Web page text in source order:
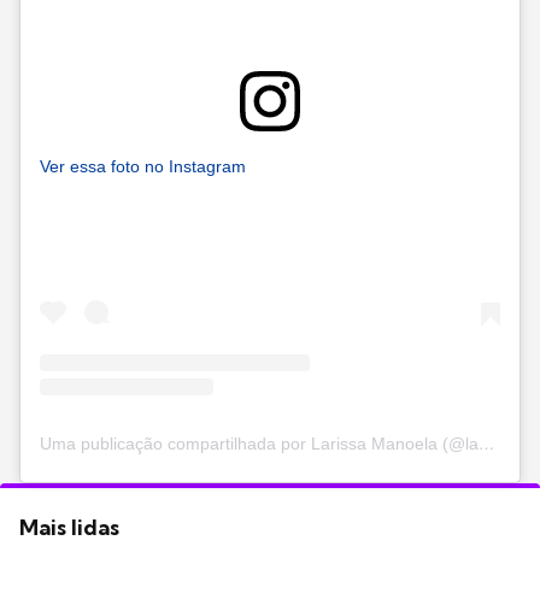
Ver essa foto no Instagram
Uma publicação compartilhada por Larissa Manoela (@larissamanoela)
Mais lidas